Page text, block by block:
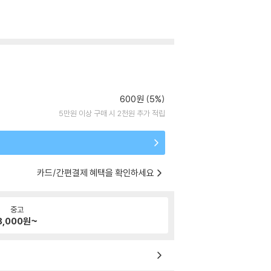
600원 (5%)
5만원 이상 구매 시 2천원 추가 적립
카드/간편결제 혜택을 확인하세요
중고
원~